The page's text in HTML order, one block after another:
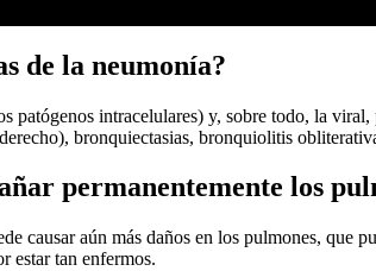
de la neumonía?
patógenos intracelulares) y, sobre todo, la
bronquiectasias, bronquiolitis
permanentemente los
causar aún más daños en los pulmones, que
estar tan enfermos.